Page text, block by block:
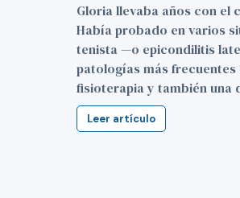
Gloria llevaba años con el
Había probado en varios
tenista —o epicondilitis
patologías más frecuentes
fisioterapia y también una